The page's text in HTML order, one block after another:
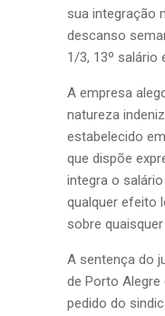
sua integração
descanso
1/3, 13º salário
A empresa
natureza
estabelecido
que dispõe
integra o
qualquer efeito
sobre
A sentença do
de Porto Alegre
pedido do